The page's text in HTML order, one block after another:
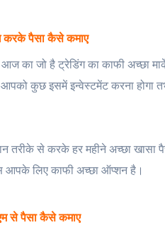
करके पैसा कैसे कमाए
का जो है ट्रेडिंग का काफी अच्छा
आपको कुछ इसमें इन्वेस्टमेंट करना
तरीके से करके हर महीने अच्छा खासा
आपके लिए काफी अच्छा ऑप्शन है।
से पैसा कैसे कमाए